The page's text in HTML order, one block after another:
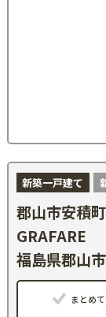
新築一戸建て
郡山市安積
GRAFARE
福島県郡山
まとめ